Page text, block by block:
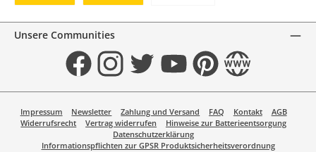
Unsere Communities
FacebookInstagramTwitter YouTubePinterestWebsite
Impressum Newsletter Zahlung und Versand FAQ Kontakt
AGB
Widerrufsrecht
Vertrag widerrufen
Hinweise zur Batterieentsorgung
Datenschutzerklärung
Informationspflichten zur GPSR Produktsicherheitsverordnung